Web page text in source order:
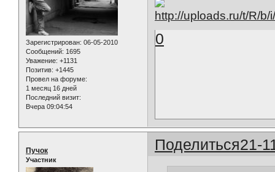
Зарегистрирован: 06-05-2010
Сообщений: 1695
Уважение: +1131
Позитив: +1445
Провел на форуме:
1 месяц 16 дней
Последний визит:
Вчера 09:04:54
0
Поделиться21-
Пучок
Участник